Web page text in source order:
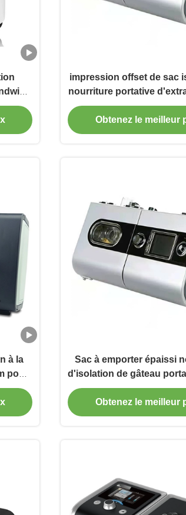
impression offset de sac
nourriture portative d'extra
58x38x35cm
Obtenez le meilleur
à la
pour
Sac à emporter épaissi
d'isolation de gâteau
de refroidisseur de
d'aluminium
Obtenez le meilleur